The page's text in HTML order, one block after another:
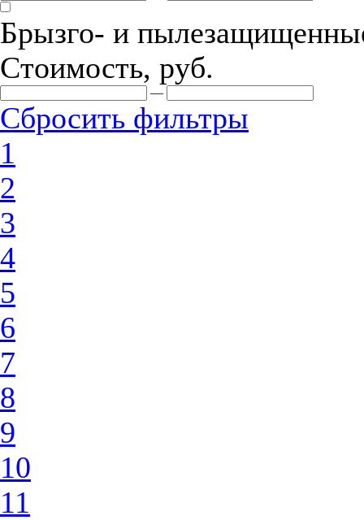
Брызго- и
Стоимость, руб.
—
Сбросить фильтры
1
2
3
4
5
6
7
8
9
10
11